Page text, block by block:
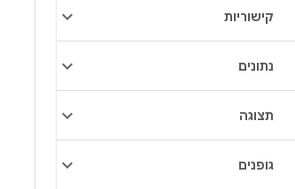
קישוריות
נתונים
תצוגה
גופנים